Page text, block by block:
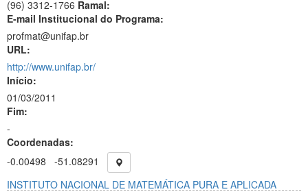
(96) 3312-1766 Ramal:
E-mail Institucional do Programa:
profmat@unifap.br
URL:
http://www.unifap.br/
Início:
01/03/2011
Fim:
-
Coordenadas:
-0.00498
-51.08291
INSTITUTO NACIONAL DE MATEMÁTICA PURA E APLICADA